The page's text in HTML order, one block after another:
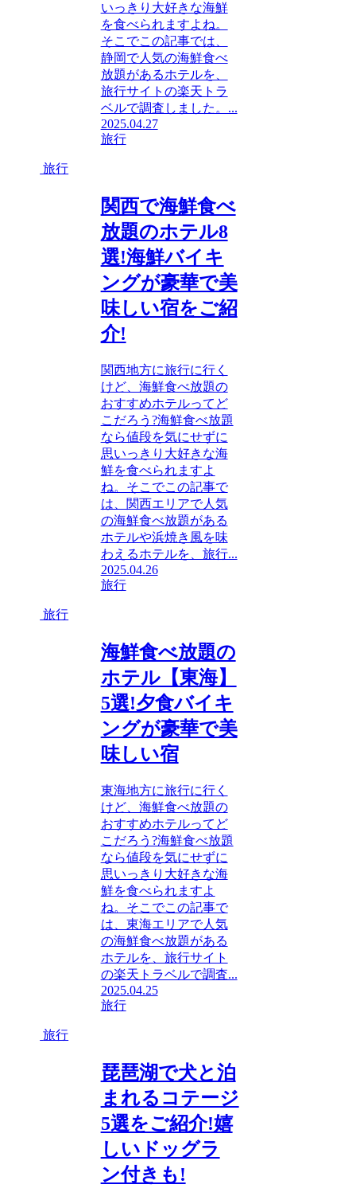
いっきり大好きな海鮮
を食べられますよね。
そこでこの記事では、
静岡で人気の海鮮食べ
放題があるホテルを、
旅行サイトの楽天トラ
ベルで調査しました。...
2025.04.27
旅行
旅行
関西で海鮮食べ
放題のホテル8
選!海鮮バイキ
ングが豪華で美
味しい宿をご紹
介!
関西地方に旅行に行く
けど、海鮮食べ放題の
おすすめホテルってど
こだろう?海鮮食べ放題
なら値段を気にせずに
思いっきり大好きな海
鮮を食べられますよ
ね。そこでこの記事で
は、関西エリアで人気
の海鮮食べ放題がある
ホテルや浜焼き風を味
わえるホテルを、旅行...
2025.04.26
旅行
旅行
海鮮食べ放題の
ホテル【東海】
5選!夕食バイキ
ングが豪華で美
味しい宿
東海地方に旅行に行く
けど、海鮮食べ放題の
おすすめホテルってど
こだろう?海鮮食べ放題
なら値段を気にせずに
思いっきり大好きな海
鮮を食べられますよ
ね。そこでこの記事で
は、東海エリアで人気
の海鮮食べ放題がある
ホテルを、旅行サイト
の楽天トラベルで調査...
2025.04.25
旅行
旅行
琵琶湖で犬と泊
まれるコテージ
5選をご紹介!嬉
しいドッグラ
ン付きも!